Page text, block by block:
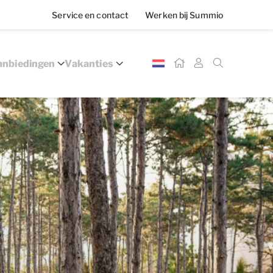
Service en contact Werken bij Summio
Vakanties